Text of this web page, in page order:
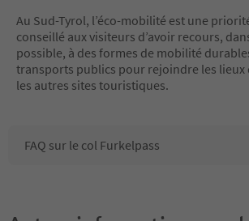
Au Sud-Tyrol, l’éco-mobilité est une
conseillé aux visiteurs d’avoir recours,
possible, à des formes de mobilité
transports publics pour rejoindre les lieux
les autres sites touristiques.
FAQ sur le col Furkelpass